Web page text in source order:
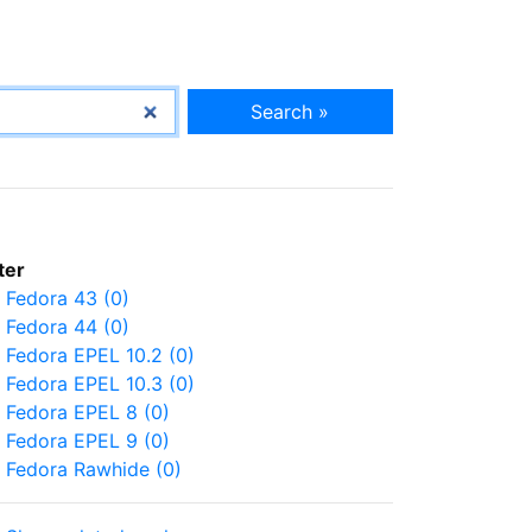
Search »
Fedora 43 (0)
Fedora 44 (0)
Fedora EPEL 10.2 (0)
Fedora EPEL 10.3 (0)
Fedora EPEL 8 (0)
Fedora EPEL 9 (0)
Fedora Rawhide (0)